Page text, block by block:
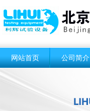
网站首页 公司简介